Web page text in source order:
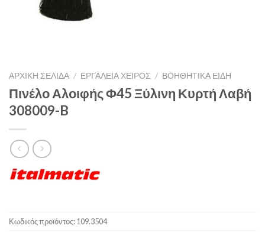
ΑΡΧΙΚΉ ΣΕΛΊΔΑ / ΕΡΓΑΛΕΙΑ ΧΕΙΡΟΣ / ΒΟΗΘΗΤΙΚΆ ΕΊΔΗ
Πινέλο Αλοιφής Φ45 Ξύλινη Κυρτή Λαβή
308009-B
Κωδικός προϊόντος:109.3504